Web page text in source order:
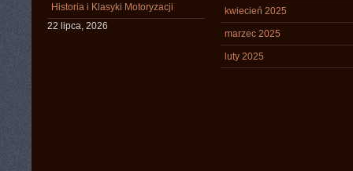
Historia i Klasyki Motoryzacji
22 lipca, 2026
kwiecień 2025
marzec 2025
luty 2025